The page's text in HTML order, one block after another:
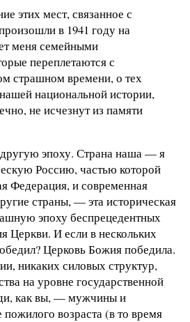
этих мест, связанное с
в 1941 году на
меня семейными
переплетаются с
страшном времени, о тех
национальной истории,
не исчезнут из памяти
эпоху. Страна наша — я
Россию, частью которой
Федерация, и современная
страны, — эта историческая
эпоху беспрецедентных
Церкви. И если в нескольких
Церковь Божия победила.
никаких силовых структур,
на уровне государственной
как вы, — мужчины и
возраста (в то время